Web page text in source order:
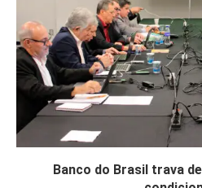
Banco do Brasil trava